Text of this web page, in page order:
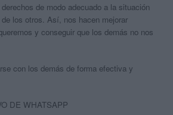
de modo adecuado a la situación
los otros. Así, nos hacen mejorar
y conseguir que los demás no nos
con los demás de forma efectiva y
DE WHATSAPP